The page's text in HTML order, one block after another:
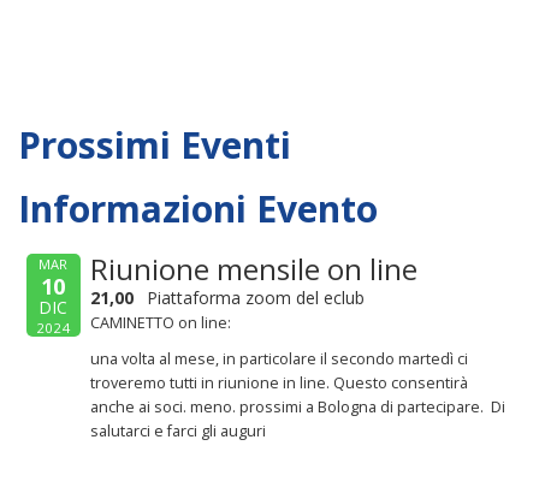
Prossimi Eventi
Informazioni Evento
MAR
10
DIC
2024
Riunione mensile on line
21,00 Piattaforma zoom del eclub
CAMINETTO on line:
una volta al mese, in particolare il secondo martedì ci
troveremo tutti in riunione in line. Questo consentirà
anche ai soci. meno. prossimi a Bologna di partecipare. Di
salutarci e farci gli auguri